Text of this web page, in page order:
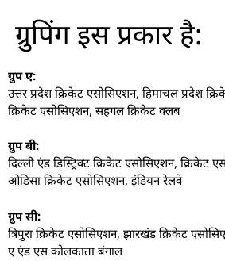
ग्रुपिंग इस प्रकार है:
ग्रुप ए:
उत्तर प्रदेश क्रिकेट एसोसिएशन, हिमाचल प्रदेश
क्रिकेट एसोसिएशन, सहगल क्रिकेट क्लब
ग्रुप बी:
दिल्ली एंड डिस्ट्रिक्ट क्रिकेट एसोसिएशन, क्रिकेट
ओडिसा क्रिकेट एसोसिएशन, इंडियन रेलवे
ग्रुप सी:
त्रिपुरा क्रिकेट एसोसिएशन, झारखंड क्रिकेट
ए एंड एस कोलकाता बंगाल